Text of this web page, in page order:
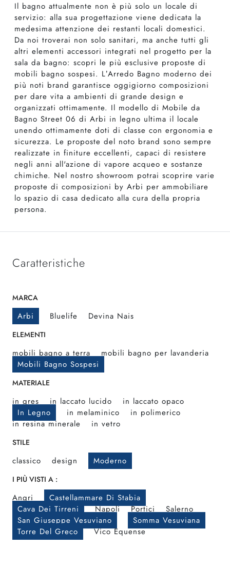
Il bagno attualmente non è più solo un locale di
servizio: alla sua progettazione viene dedicata la
medesima attenzione dei restanti locali domestici.
Da noi troverai non solo sanitari, ma anche tutti gli
altri elementi accessori integrati nel progetto per la
sala da bagno: scopri le più esclusive proposte di
mobili bagno sospesi. L’Arredo Bagno moderno dei
più noti brand garantisce oggigiorno composizioni
per dare vita a ambienti di grande design e
organizzati ottimamente. Il modello di Mobile da
Bagno Street 06 di Arbi in legno ultima il locale
unendo ottimamente doti di classe con ergonomia e
sicurezza. Le proposte del noto brand sono sempre
realizzate in finiture eccellenti, capaci di resistere
negli anni all'azione di vapore acqueo e sostanze
chimiche. Nel nostro showroom potrai scoprire varie
proposte di composizioni by Arbi per ammobiliare
lo spazio di casa dedicato alla cura della propria
persona.
Caratteristiche
MARCA
Arbi Bluelife Devina Nais
ELEMENTI
mobili bagno a terra
mobili bagno per lavanderia
Mobili Bagno Sospesi
MATERIALE
in gres in laccato lucido
in laccato opaco
In Legno
in melaminico
in polimerico
in resina minerale
in vetro
STILE
classico design Moderno
I PIÙ VISTI A :
Angri
Castellammare Di Stabia
Cava Dei Tirreni
Napoli Portici
Salerno
San Giuseppe Vesuviano
Somma Vesuviana
Torre Del Greco
Vico Equense